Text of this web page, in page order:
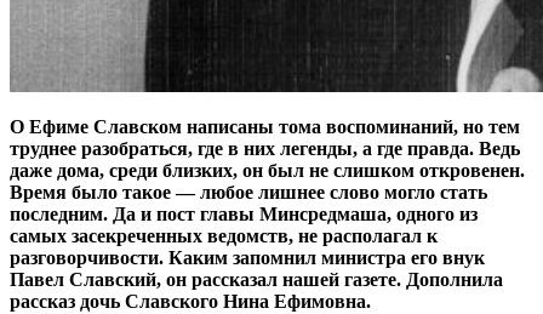
О Ефиме Славском написаны тома воспоминаний, но тем
труднее разобраться, где в них легенды, а где правда. Ведь
даже дома, среди близких, он был не слишком откровенен.
Время было такое — любое лишнее слово могло стать
последним. Да и пост главы Минсредмаша, одного из
самых засекреченных ведомств, не располагал к
разговорчивости. Каким запомнил министра его внук
Павел Славский, он рассказал нашей газете. Дополнила
рассказ дочь Славского Нина Ефимовна.